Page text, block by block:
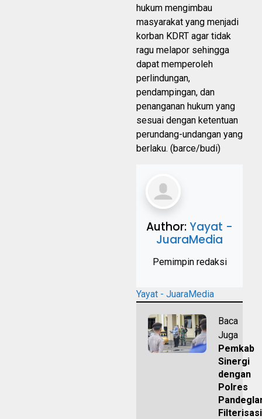
hukum mengimbau
masyarakat yang menjadi
korban KDRT agar tidak
ragu melapor sehingga
dapat memperoleh
perlindungan,
pendampingan, dan
penanganan hukum yang
sesuai dengan ketentuan
perundang-undangan yang
berlaku. (barce/budi)
Author:Yayat -
JuaraMedia
Pemimpin redaksi
Yayat - JuaraMedia
Baca
Juga
Pemkab
Sinergi
dengan
Polres
Filterisasi